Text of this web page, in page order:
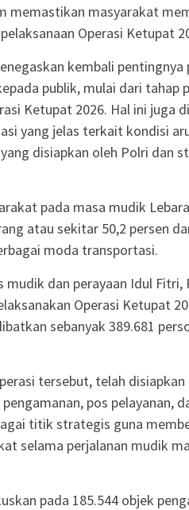
memastikan masyarakat
Operasi Ketupat
kembali pentingnya
publik, mulai dari tahap
Ketupat 2026. Hal ini juga
yang jelas terkait kondisi
disiapkan oleh Polri dan
pada masa mudik
atau sekitar 50,2 persen
moda transportasi.
mudik dan perayaan Idul Fitri,
Operasi Ketupat
sebanyak 389.681
tersebut, telah disiapkan
pos pelayanan,
titik strategis guna
selama perjalanan mudik
pada 185.544 objek